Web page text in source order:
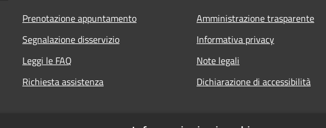
Prenotazione appuntamento
Segnalazione disservizio
Leggi le FAQ
Richiesta assistenza
Amministrazione trasparente
Informativa privacy
Note legali
Dichiarazione di accessibilità